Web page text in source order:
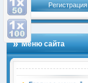
Регистрация
Меню сайта